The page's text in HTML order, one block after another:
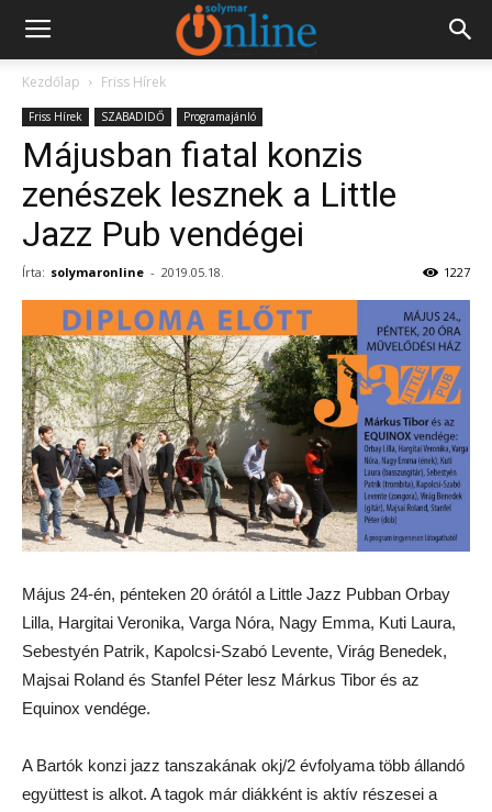
Kezdőlap Friss Hírek
Friss Hírek SZABADIDŐ Programajánló
Májusban fiatal konzis
zenészek lesznek a Little
Jazz Pub vendégei
Írta: solymaronline - 2019.05.18. 1227
Május 24-én, pénteken 20 órától a Little Jazz Pubban Orbay
Lilla, Hargitai Veronika, Varga Nóra, Nagy Emma, Kuti Laura,
Sebestyén Patrik, Kapolcsi-Szabó Levente, Virág Benedek,
Majsai Roland és Stanfel Péter lesz Márkus Tibor és az
Equinox vendége.
A Bartók konzi jazz tanszakának okj/2 évfolyama több állandó
együttest is alkot. A tagok már diákként is aktív részesei a